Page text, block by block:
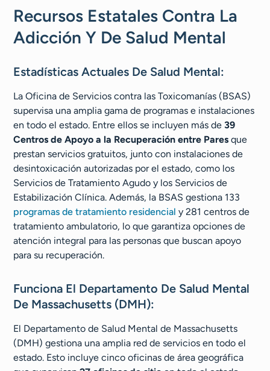
Recursos Estatales Contra La
Adicción Y De Salud Mental
Estadísticas Actuales De Salud Mental:
La Oficina de Servicios contra las Toxicomanías (BSAS)
supervisa una amplia gama de programas e instalaciones
en todo el estado. Entre ellos se incluyen más de39
Centros de Apoyo a la Recuperación entre Pares que
prestan servicios gratuitos, junto con instalaciones de
desintoxicación autorizadas por el estado, como los
Servicios de Tratamiento Agudo y los Servicios de
Estabilización Clínica. Además, la BSAS gestiona 133
programas de tratamiento residencial y 281 centros de
tratamiento ambulatorio, lo que garantiza opciones de
atención integral para las personas que buscan apoyo
para su recuperación.
Funciona El Departamento De Salud Mental
De Massachusetts (DMH):
El Departamento de Salud Mental de Massachusetts
(DMH) gestiona una amplia red de servicios en todo el
estado. Esto incluye cinco oficinas de área geográfica